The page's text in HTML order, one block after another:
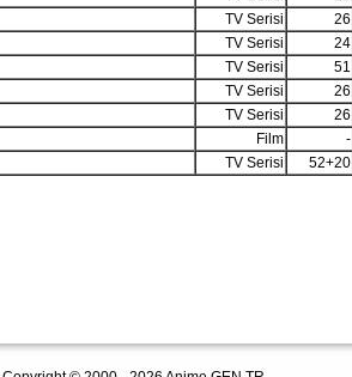
TV Serisi 26
TV Serisi 24
TV Serisi 51
TV Serisi 26
TV Serisi 26
Film -
TV Serisi 52+20